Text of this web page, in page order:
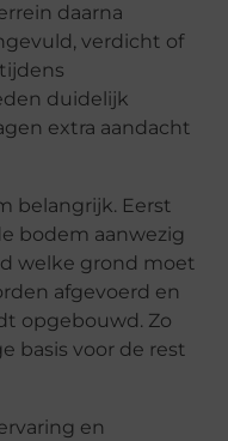
daarna
verdicht of
duidelijk
extra aandacht
belangrijk. Eerst
bodem aanwezig
welke grond moet
afgevoerd en
opgebouwd. Zo
basis voor de rest
en